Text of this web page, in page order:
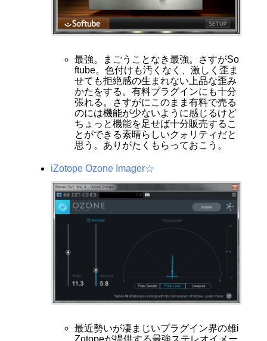
最強。まごうことなき最強。さすがSo
ftube。色付けも汚くなく、激しく歪ま
せても拒絶感の生まれない上品な歪み
かたをする。有料プラグインにも十分
張れる。さすがにこのまま有料で売る
のには機能が少ないように感じるけど
ちょっと機能を足せば十分販売するこ
とができる素晴らしいクォリティだと
思う。ありがたくもらっておこう。
iZotope Ozone Imager☆
最近勢いが凄まじいプラグイン界の雄i